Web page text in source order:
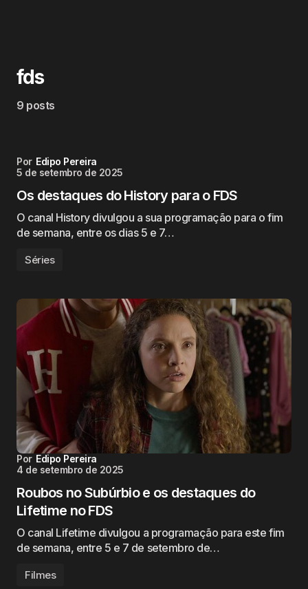
fds
9 posts
Por Edipo Pereira
5 de setembro de 2025
Os destaques do History para o FDS
O canal History divulgou a sua programação para o fim
de semana, entre os dias 5 e 7…
Séries
Por Edipo Pereira
4 de setembro de 2025
Roubos no Subúrbio e os destaques do
Lifetime no FDS
O canal Lifetime divulgou a programação para este fim
de semana, entre 5 e 7 de setembro de…
Filmes